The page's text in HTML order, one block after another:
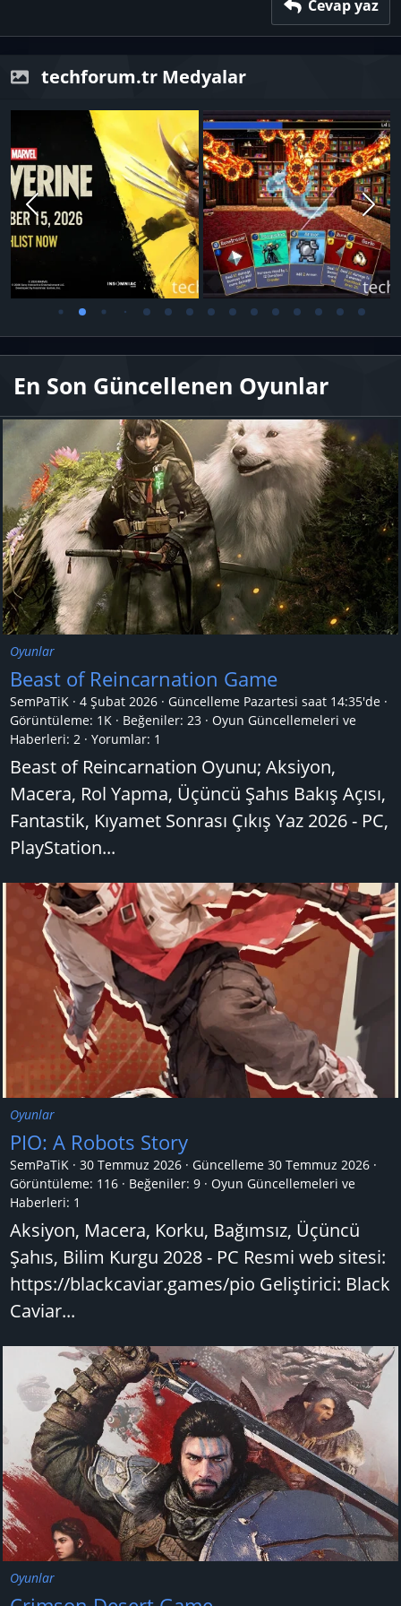
Cevap yaz
techforum.tr Medyalar
En Son Güncellenen Oyunlar
Oyunlar
Beast of Reincarnation Game
SemPaTiK 4 Şubat 2026 Güncelleme Pazartesi saat 14:35'de
Görüntüleme: 1K
Beğeniler: 23
Oyun Güncellemeleri ve
Haberleri: 2 Yorumlar: 1
Beast of Reincarnation Oyunu; Aksiyon,
Macera, Rol Yapma, Üçüncü Şahıs Bakış Açısı,
Fantastik, Kıyamet Sonrası Çıkış Yaz 2026 - PC,
PlayStation...
Oyunlar
PIO: A Robots Story
SemPaTiK 30 Temmuz 2026 Güncelleme 30 Temmuz 2026
Görüntüleme: 116
Beğeniler: 9
Oyun Güncellemeleri ve
Haberleri: 1
Aksiyon, Macera, Korku, Bağımsız, Üçüncü
Şahıs, Bilim Kurgu 2028 - PC Resmi web sitesi:
https://blackcaviar.games/pio Geliştirici: Black
Caviar...
Oyunlar